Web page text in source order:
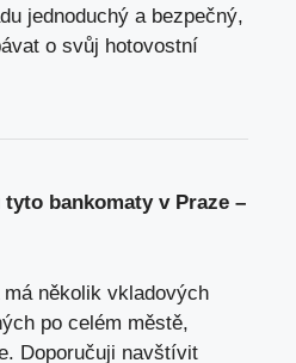
jednoduchý a⁣ bezpečný,
o⁢ svůj⁣ hotovostní
bankomaty v Praze –
má několik vkladových
po celém⁣ městě,
Doporučuji navštívit